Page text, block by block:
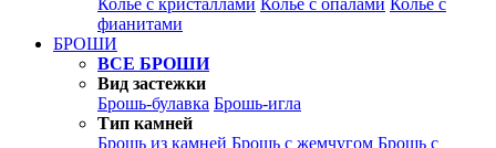
Колье с кристаллами Колье с опалами Колье с
фианитами
БРОШИ
ВСЕ БРОШИ
Вид застежки
Брошь-булавка Брошь-игла
Тип камней
Брошь из камней Брошь с жемчугом Брошь с